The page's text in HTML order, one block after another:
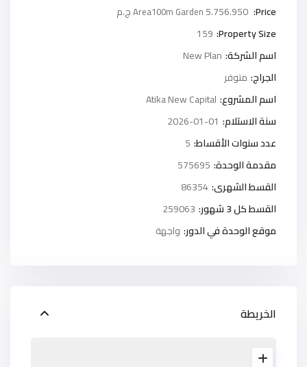
Price:
Area100m Garden5.756.950 ج.م
Property Size:
159
اسم الشركة: New Plan
الجراج: متوفر
اسم المشروع: Atika New Capital
سنة الاستلام: 2026-01-01
عدد سنوات الأقساط: 5
مقدمة الوحدة: 575695
القسط الشهرى: 86354
القسط كل 3 شهور:
259063
موقع الوحدة في الدور: واجهة
الخريطة